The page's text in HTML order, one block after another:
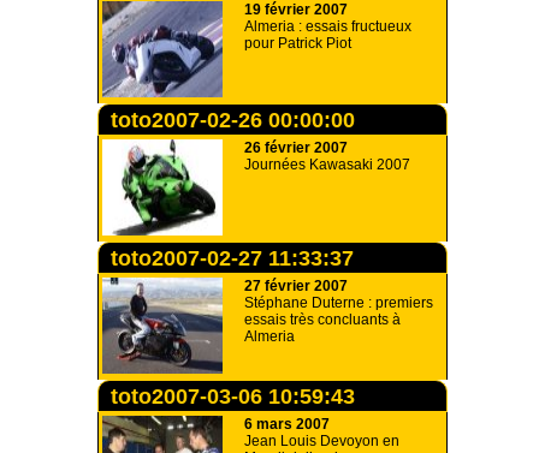
19 février 2007
Almeria : essais fructueux
pour Patrick Piot
toto2007-02-26 00:00:00
26 février 2007
Journées Kawasaki 2007
toto2007-02-27 11:33:37
27 février 2007
Stéphane Duterne : premiers
essais très concluants à
Almeria
toto2007-03-06 10:59:43
6 mars 2007
Jean Louis Devoyon en